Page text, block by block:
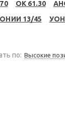
OK 61.30
13/45
по: Высокие